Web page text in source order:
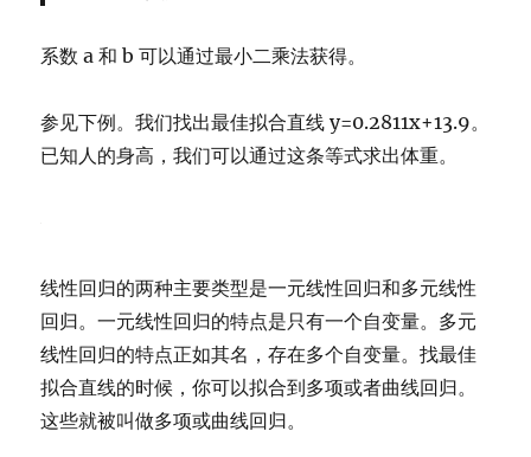
系数 a 和 b 可以通过最小二乘法获得。
参见下例。我们找出最佳拟合直线 y=0.2811x+13.9。
已知人的身高，我们可以通过这条等式求出体重。
线性回归的两种主要类型是一元线性回归和多元线性
回归。一元线性回归的特点是只有一个自变量。多元
线性回归的特点正如其名，存在多个自变量。找最佳
拟合直线的时候，你可以拟合到多项或者曲线回归。
这些就被叫做多项或曲线回归。